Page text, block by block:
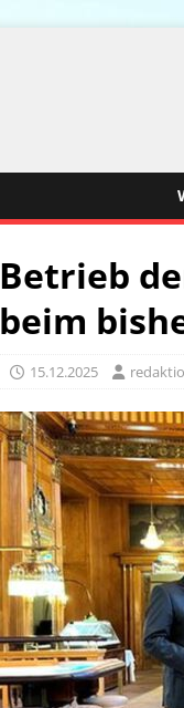
Betrieb
beim
15.12.2025